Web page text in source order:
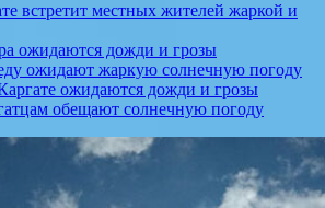
встретит местных жителей жаркой и
ожидаются дожди и грозы
ожидают жаркую солнечную погоду
ожидаются дожди и грозы
обещают солнечную погоду